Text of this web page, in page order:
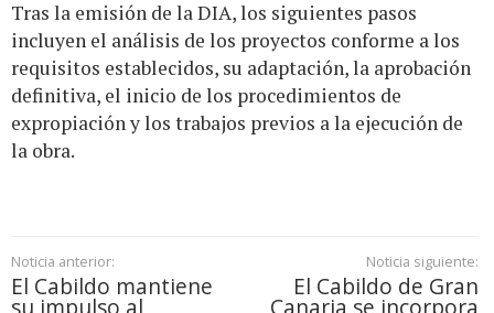
Tras la emisión de la DIA, los siguientes pasos
incluyen el análisis de los proyectos conforme a los
requisitos establecidos, su adaptación, la aprobación
definitiva, el inicio de los procedimientos de
expropiación y los trabajos previos a la ejecución de
la obra.
Noticia anterior:
El Cabildo mantiene
su impulso al
Noticia siguiente:
El Cabildo de Gran
Canaria se incorpora